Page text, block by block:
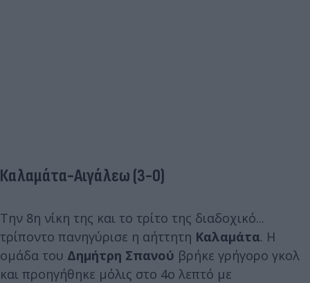
Καλαμάτα-Αιγάλεω (3-0)
Την 8η νίκη της και το τρίτο της διαδοχικό...
τρίποντο πανηγύρισε η αήττητη Καλαμάτα. Η
ομάδα του Δημήτρη Σπανού βρήκε γρήγορο γκολ
και προηγήθηκε μόλις στο 4ο λεπτό με